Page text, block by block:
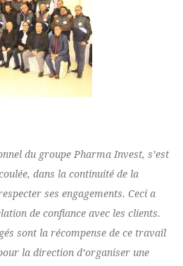
du groupe Pharma Invest, s’est
dans la continuité de la
ses engagements. Ceci a
de confiance avec les clients.
sont la récompense de ce travail
la direction d’organiser une